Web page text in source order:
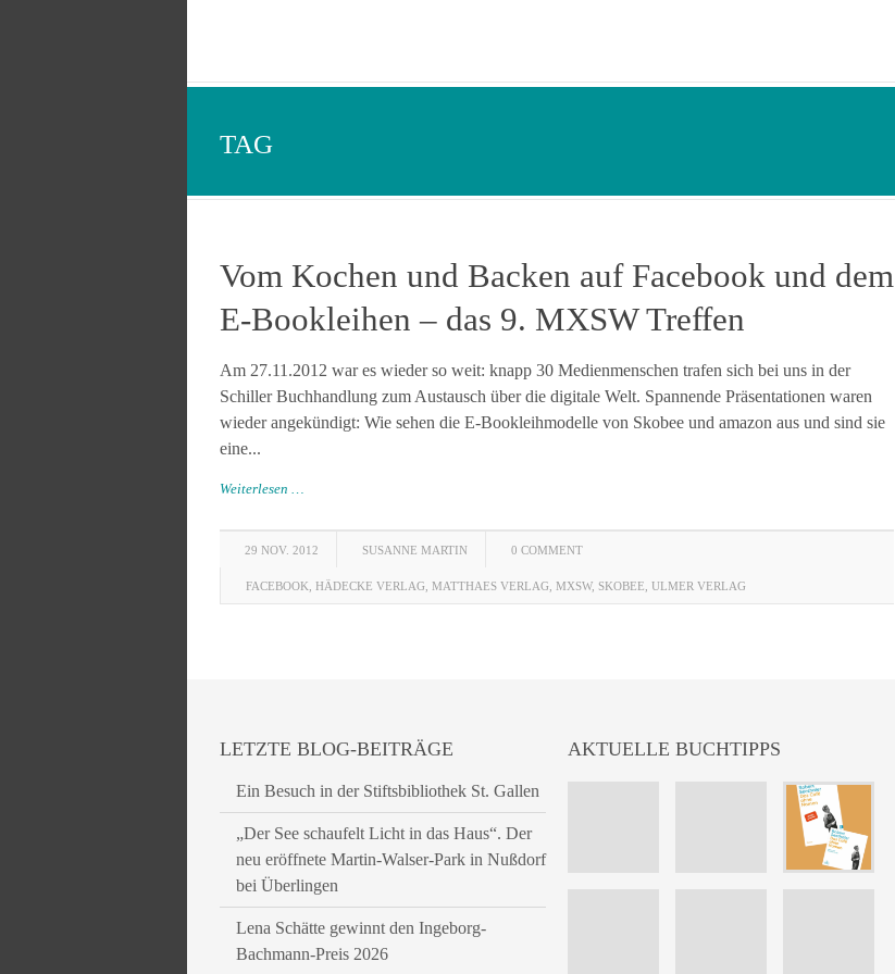
TAG
Vom Kochen und Backen auf Facebook und dem
E-Bookleihen – das 9. MXSW Treffen
Am 27.11.2012 war es wieder so weit: knapp 30 Medienmenschen trafen sich bei uns in der
Schiller Buchhandlung zum Austausch über die digitale Welt. Spannende Präsentationen waren
wieder angekündigt: Wie sehen die E-Bookleihmodelle von Skobee und amazon aus und sind sie
eine...
Weiterlesen …
29 NOV. 2012 SUSANNE MARTIN 0 COMMENT
FACEBOOK HÄDECKE VERLAG MATTHAES VERLAG MXSW, SKOBEE ULMER VERLAG
LETZTE BLOG-BEITRÄGE
Ein Besuch in der Stiftsbibliothek St. Gallen
„Der See schaufelt Licht in das Haus“. Der
neu eröffnete Martin-Walser-Park in Nußdorf
bei Überlingen
Lena Schätte gewinnt den Ingeborg-
Bachmann-Preis 2026
AKTUELLE BUCHTIPPS